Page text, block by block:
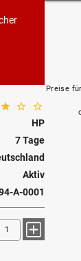
HP
7 Tage
Aktiv
A-0001
Preise